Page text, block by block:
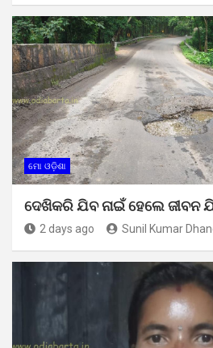
ମୋ ଓଡ଼ିଶା
ଦେଖିକରି ଯିବ ନାଇଁ ହେଲେ ଜୀବନ
2 days ago Sunil Kumar